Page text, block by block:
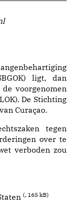
ligt, dan
voorgenomen
De Stichting
Curaçao.
tegen
over te
verboden zou
(, 165 kB)